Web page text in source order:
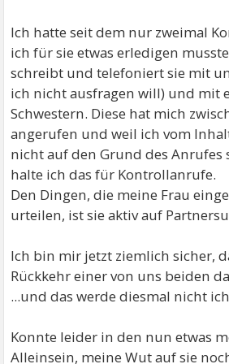
Ich hatte seit dem nur zweimal
ich für sie etwas erledigen
schreibt und telefoniert sie mit
ich nicht ausfragen will) und mit
Schwestern. Diese hat mich
angerufen und weil ich vom
nicht auf den Grund des Anrufes
halte ich das für Kontrollanrufe.
Den Dingen, die meine Frau
urteilen, ist sie aktiv auf
Ich bin mir jetzt ziemlich sicher,
Rückkehr einer von uns beiden
...und das werde diesmal nicht
Konnte leider in den nun etwas
Alleinsein, meine Wut auf sie